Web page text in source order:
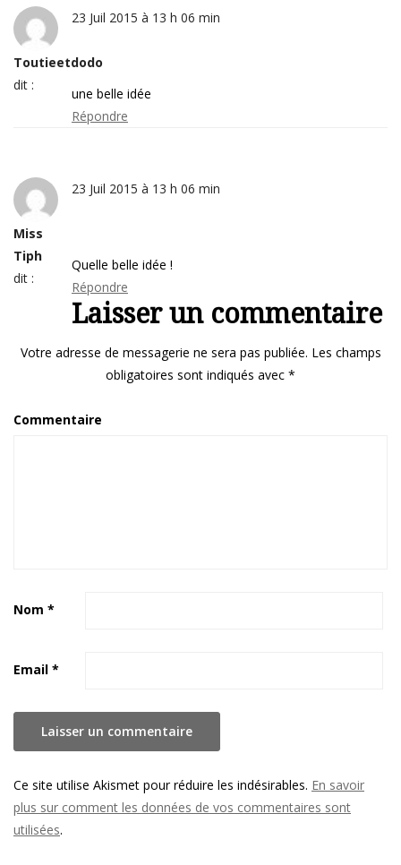
Toutieetdodo
dit :
23 Juil 2015 à 13 h 06 min
une belle idée
Répondre
Miss
Tiph
dit :
23 Juil 2015 à 13 h 06 min
Quelle belle idée !
Répondre
Laisser un commentaire
Votre adresse de messagerie ne sera pas publiée. Les champs
obligatoires sont indiqués avec *
Commentaire
Nom *
Email *
Ce site utilise Akismet pour réduire les indésirables. En savoir
plus sur comment les données de vos commentaires sont
utilisées.